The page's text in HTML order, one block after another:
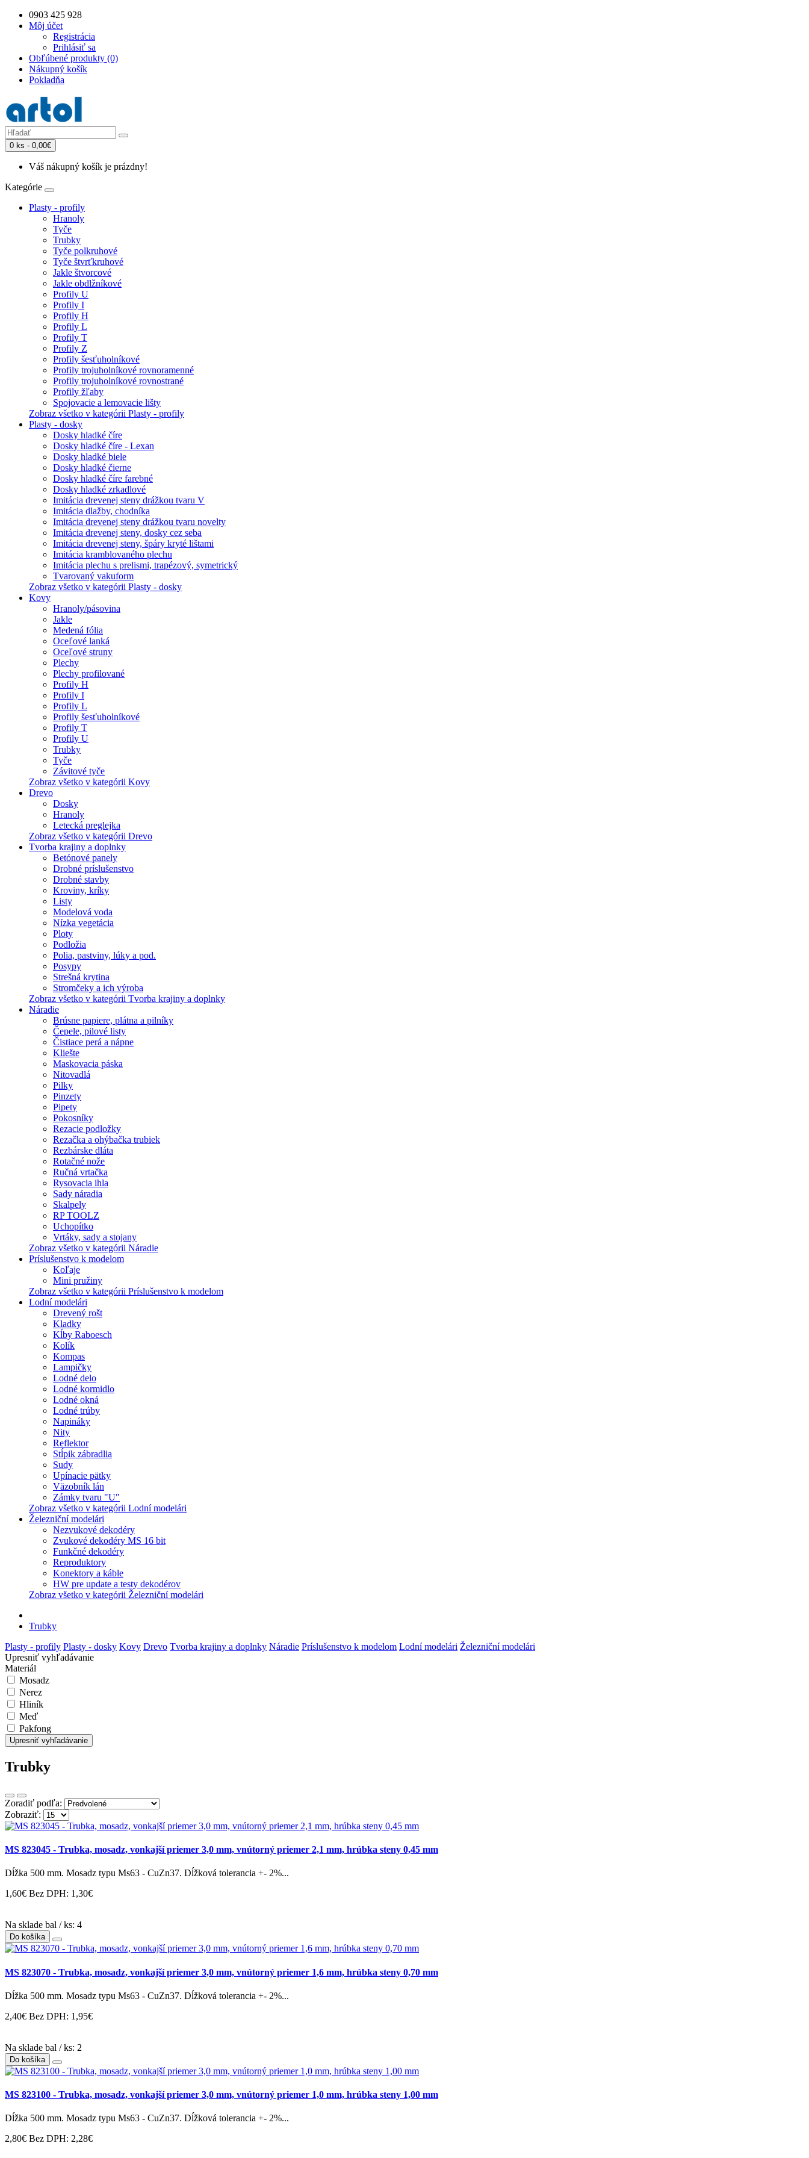
0903 425 928
Môj účet
Registrácia
Prihlásiť sa
Obľúbené produkty (0)
Nákupný košík
Pokladňa
0 ks - 0,00€
Váš nákupný košík je prázdny!
Kategórie
Plasty - profily
Hranoly
Tyče
Trubky
Tyče polkruhové
Tyče štvrťkruhové
Jakle štvorcové
Jakle obdlžníkové
Profily U
Profily I
Profily H
Profily L
Profily T
Profily Z
Profily šesťuholníkové
Profily trojuholníkové rovnoramenné
Profily trojuholníkové rovnostrané
Profily žľaby
Spojovacie a lemovacie lišty
Zobraz všetko v kategórii Plasty - profily
Plasty - dosky
Dosky hladké číre
Dosky hladké číre - Lexan
Dosky hladké biele
Dosky hladké čierne
Dosky hladké číre farebné
Dosky hladké zrkadlové
Imitácia drevenej steny drážkou tvaru V
Imitácia dlažby, chodníka
Imitácia drevenej steny drážkou tvaru novelty
Imitácia drevenej steny, dosky cez seba
Imitácia drevenej steny, špáry kryté lištami
Imitácia kramblovaného plechu
Imitácia plechu s prelismi, trapézový, symetrický
Tvarovaný vakuform
Zobraz všetko v kategórii Plasty - dosky
Kovy
Hranoly/pásovina
Jakle
Medená fólia
Oceľové lanká
Oceľové struny
Plechy
Plechy profilované
Profily H
Profily I
Profily L
Profily šesťuholníkové
Profily T
Profily U
Trubky
Tyče
Závitové tyče
Zobraz všetko v kategórii Kovy
Drevo
Dosky
Hranoly
Letecká preglejka
Zobraz všetko v kategórii Drevo
Tvorba krajiny a doplnky
Betónové panely
Drobné príslušenstvo
Drobné stavby
Kroviny, kríky
Listy
Modelová voda
Nízka vegetácia
Ploty
Podložia
Polia, pastviny, lúky a pod.
Posypy
Strešná krytina
Stromčeky a ich výroba
Zobraz všetko v kategórii Tvorba krajiny a doplnky
Náradie
Brúsne papiere, plátna a pilníky
Čepele, pilové listy
Čistiace perá a nápne
Kliešte
Maskovacia páska
Nitovadlá
Pilky
Pinzety
Pipety
Pokosníky
Rezacie podložky
Rezačka a ohýbačka trubiek
Rezbárske dláta
Rotačné nože
Ručná vrtačka
Rysovacia ihla
Sady náradia
Skalpely
RP TOOLZ
Uchopítko
Vrtáky, sady a stojany
Zobraz všetko v kategórii Náradie
Príslušenstvo k modelom
Koľaje
Mini pružiny
Zobraz všetko v kategórii Príslušenstvo k modelom
Lodní modelári
Drevený rošt
Kladky
Kĺby Raboesch
Kolík
Kompas
Lampičky
Lodné delo
Lodné kormidlo
Lodné okná
Lodné trúby
Napináky
Nity
Reflektor
Stĺpik zábradlia
Sudy
Upínacie pätky
Väzobník lán
Zámky tvaru "U"
Zobraz všetko v kategórii Lodní modelári
Železniční modelári
Nezvukové dekodéry
Zvukové dekodéry MS 16 bit
Funkčné dekodéry
Reproduktory
Konektory a káble
HW pre update a testy dekodérov
Zobraz všetko v kategórii Železniční modelári
Trubky
Plasty - profily Plasty - dosky Kovy Drevo Tvorba krajiny a doplnky Náradie Príslušenstvo k modelom Lodní modelári Železniční modelári
Upresniť vyhľadávanie
Materiál
Mosadz
Nerez
Hliník
Meď
Pakfong
Upresniť vyhľadávanie
Trubky
Zoradiť podľa:
Zobraziť:
MS 823045 - Trubka, mosadz, vonkajší priemer 3,0 mm, vnútorný priemer 2,1 mm, hrúbka steny 0,45 mm
Dĺžka 500 mm. Mosadz typu Ms63 - CuZn37. Dĺžková tolerancia +- 2%...
1,60€ Bez DPH: 1,30€
Na sklade bal / ks: 4
Do košíka
MS 823070 - Trubka, mosadz, vonkajší priemer 3,0 mm, vnútorný priemer 1,6 mm, hrúbka steny 0,70 mm
Dĺžka 500 mm. Mosadz typu Ms63 - CuZn37. Dĺžková tolerancia +- 2%...
2,40€ Bez DPH: 1,95€
Na sklade bal / ks: 2
Do košíka
MS 823100 - Trubka, mosadz, vonkajší priemer 3,0 mm, vnútorný priemer 1,0 mm, hrúbka steny 1,00 mm
Dĺžka 500 mm. Mosadz typu Ms63 - CuZn37. Dĺžková tolerancia +- 2%...
2,80€ Bez DPH: 2,28€